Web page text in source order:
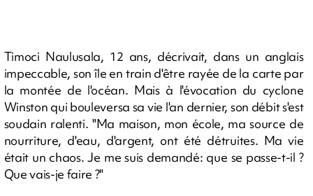
Timoci Naulusala, 12 ans, décrivait, dans un anglais
impeccable, son île en train d'être rayée de la carte par
la montée de l'océan. Mais à l'évocation du cyclone
Winston qui bouleversa sa vie l'an dernier, son débit s'est
soudain ralenti. "Ma maison, mon école, ma source de
nourriture, d'eau, d'argent, ont été détruites. Ma vie
était un chaos. Je me suis demandé: que se passe-t-il ?
Que vais-je faire ?"